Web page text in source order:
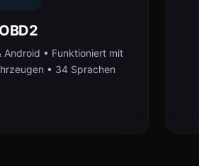
OBD2
Android • Funktioniert mit
• 34 Sprachen